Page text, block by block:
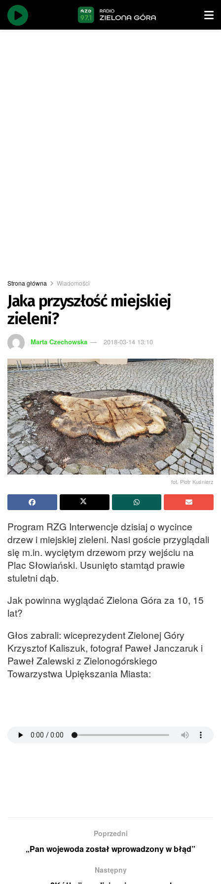
Strona główna Wiadomości
Jaka przyszłość miejskiej
zieleni?
Marta Czechowska 2018-03-14 13:10
fot. Piotr Kuśnierz
Program RZG Interwencje dzisiaj o wycince
drzew i miejskiej zieleni. Nasi goście przyglądali
się m.in. wyciętym drzewom przy wejściu na
Plac Słowiański. Usunięto stamtąd prawie
stuletni dąb.
Jak powinna wyglądać Zielona Góra za 10, 15
lat?
Głos zabrali: wiceprezydent Zielonej Góry
Krzysztof Kaliszuk, fotograf Paweł Janczaruk i
Paweł Zalewski z Zielonogórskiego
Towarzystwa Upiększania Miasta:
Poprzedni
„Pan wojewoda został wprowadzony w błąd”
Następny